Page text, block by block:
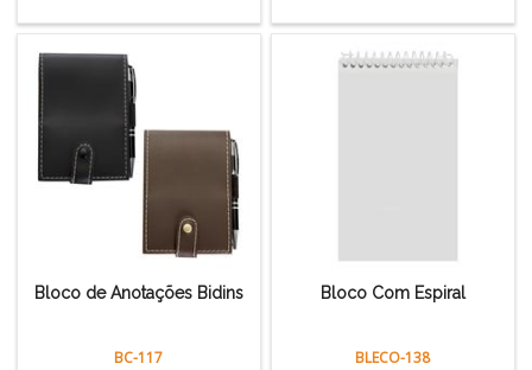
Bloco de Anotações Bidins
BC-117
Bloco Com Espiral
BLECO-138